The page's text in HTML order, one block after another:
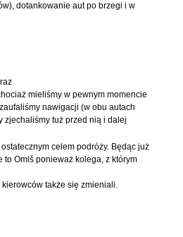
dotankowanie aut po brzegi i w
mieliśmy w pewnym momencie
nawigacji (w obu autach
zjechaliśmy tuż przed nią i dalej
celem podróży. Będąc już
to Omiš ponieważ kolega, z którym
kierowców także się zmieniali.